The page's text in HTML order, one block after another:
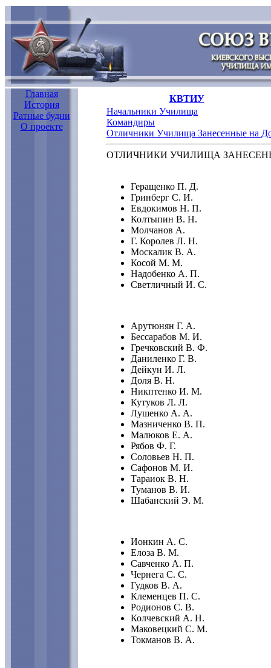
Главная
История
Ратные будни
О проекте
КВТИУ
Начальники Училища
Командиры
Отличники Училища Занесенные на
ОТЛИЧНИКИ УЧИЛИЩА
Геращенко П. Д.
Гринберг С. И.
Евдокимов Н. П.
Колтыпин В. Н.
Молчанов А.
Г. Королев Л. Н.
Москалик В. А.
Косой М. М.
Надобенко А. П.
Светличный И. С.
Арутюнян Г. А.
Бессарабов М. И.
Гречковский В. Ф.
Даниленко Г. В.
Дейкун И. Л.
Доля В. Н.
Никптенко И. М.
Кутуков Л. Л.
Лушенко А. А.
Мазниченко В. П.
Малюков Е. А.
Рябов Ф. Г.
Соловьев Н. П.
Сафонов М. И.
Тараиок В. Н.
Туманов В. И.
Шабанский Э. М.
Ионкин А. С.
Елоза В. М.
Савченко А. П.
Чернега С. С.
Гудков В. А.
Клеменцев П. С.
Родионов С. В.
Колчевский А. Н.
Маковецкий С. М.
Токманов В. А.